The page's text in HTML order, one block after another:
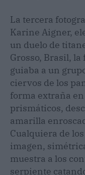
La tercera
Karine Aigner,
un duelo de
Grosso, Brasil,
guiaba a un
ciervos de los
forma extraña
prismáticos,
amarilla
Cualquiera de
imagen,
muestra a los
serpiente